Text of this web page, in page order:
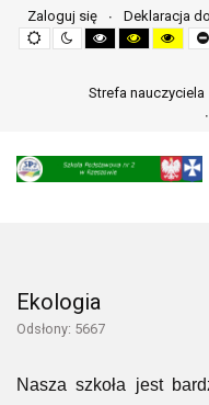
Zaloguj się
Deklaracja
Default
mode
Night
mode
High
contrast
mode
High
contrast
mode
High
mode
Strefa nauczyciela
Ekologia
Odsłony: 5667
Nasza szkoła jest